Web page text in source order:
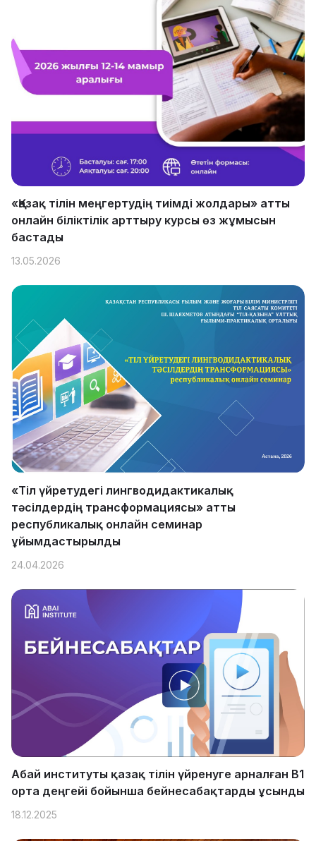
«Қазақ тілін меңгертудің тиімді жолдары» атты
онлайн біліктілік арттыру курсы өз жұмысын
бастады
13.05.2026
«Тіл үйретудегі лингводидактикалық
тәсілдердің трансформациясы» атты
республикалық онлайн семинар
ұйымдастырылды
24.04.2026
Абай институты қазақ тілін үйренуге арналған B1
орта деңгейі бойынша бейнесабақтарды ұсынды
18.12.2025